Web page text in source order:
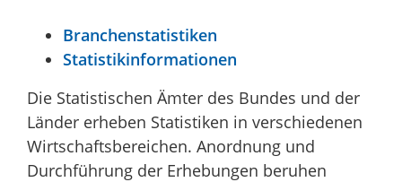
Branchenstatistiken
Statistikinformationen
Die Statistischen Ämter des Bundes und der
Länder erheben Statistiken in verschiedenen
Wirtschaftsbereichen. Anordnung und
Durchführung der Erhebungen beruhen